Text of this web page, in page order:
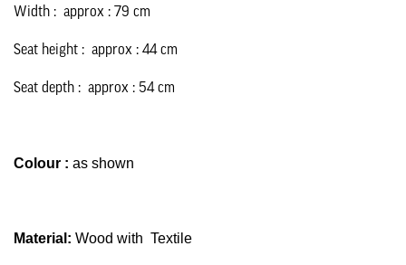
Width : approx : 79 cm
Seat height : approx : 44 cm
Seat depth : approx : 54 cm
Colour : as shown
Material: Wood with Textile